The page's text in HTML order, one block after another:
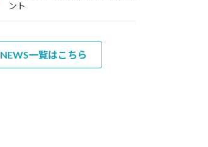
ント
NEWS一覧はこちら